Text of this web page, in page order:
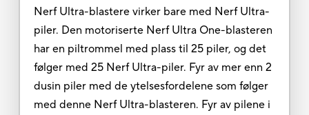
Nerf Ultra-blastere virker bare med Nerf Ultra-
piler. Den motoriserte Nerf Ultra One-blasteren
har en piltrommel med plass til 25 piler, og det
følger med 25 Nerf Ultra-piler. Fyr av mer enn 2
dusin piler med de ytelsesfordelene som følger
med denne Nerf Ultra-blasteren. Fyr av pilene i